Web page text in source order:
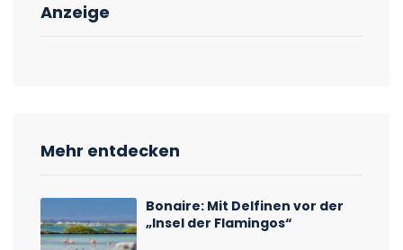
Anzeige
Mehr entdecken
Bonaire: Mit Delfinen vor der
„Insel der Flamingos“